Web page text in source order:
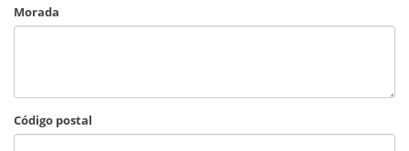
Morada
Código postal